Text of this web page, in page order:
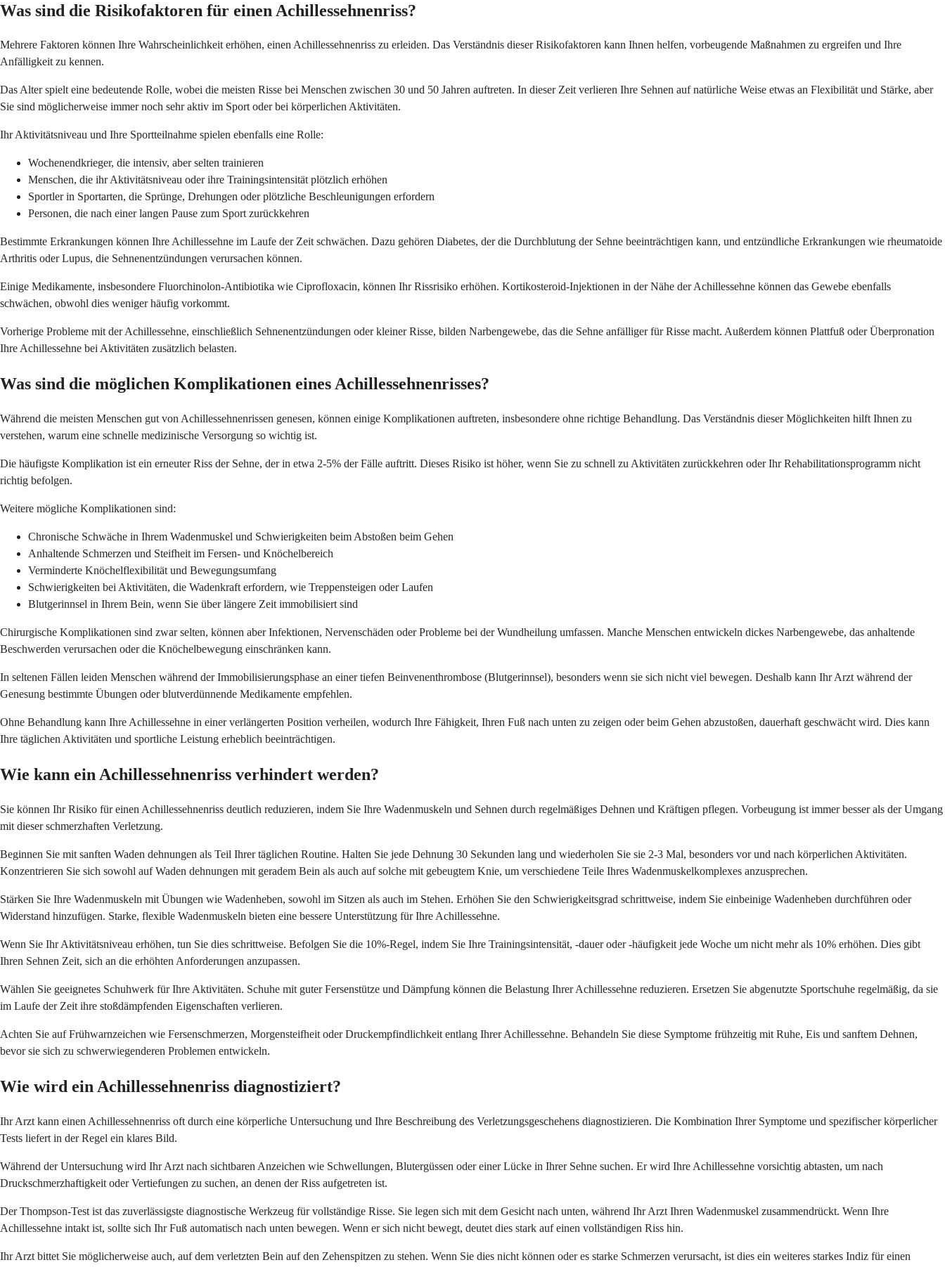
Was sind die Risikofaktoren für einen Achillessehnenriss?
Mehrere Faktoren können Ihre Wahrscheinlichkeit erhöhen, einen Achillessehnenriss zu erleiden. Das Verständnis dieser Risikofaktoren kann Ihnen helfen, vorbeugende Maßnahmen zu ergreifen und Ihre
Anfälligkeit zu kennen.
Das Alter spielt eine bedeutende Rolle, wobei die meisten Risse bei Menschen zwischen 30 und 50 Jahren auftreten. In dieser Zeit verlieren Ihre Sehnen auf natürliche Weise etwas an Flexibilität und Stärke, aber
Sie sind möglicherweise immer noch sehr aktiv im Sport oder bei körperlichen Aktivitäten.
Ihr Aktivitätsniveau und Ihre Sportteilnahme spielen ebenfalls eine Rolle:
Wochenendkrieger, die intensiv, aber selten trainieren
Menschen, die ihr Aktivitätsniveau oder ihre Trainingsintensität plötzlich erhöhen
Sportler in Sportarten, die Sprünge, Drehungen oder plötzliche Beschleunigungen erfordern
Personen, die nach einer langen Pause zum Sport zurückkehren
Bestimmte Erkrankungen können Ihre Achillessehne im Laufe der Zeit schwächen. Dazu gehören Diabetes, der die Durchblutung der Sehne beeinträchtigen kann, und entzündliche Erkrankungen wie rheumatoide
Arthritis oder Lupus, die Sehnenentzündungen verursachen können.
Einige Medikamente, insbesondere Fluorchinolon-Antibiotika wie Ciprofloxacin, können Ihr Rissrisiko erhöhen. Kortikosteroid-Injektionen in der Nähe der Achillessehne können das Gewebe ebenfalls
schwächen, obwohl dies weniger häufig vorkommt.
Vorherige Probleme mit der Achillessehne, einschließlich Sehnenentzündungen oder kleiner Risse, bilden Narbengewebe, das die Sehne anfälliger für Risse macht. Außerdem können Plattfuß oder Überpronation
Ihre Achillessehne bei Aktivitäten zusätzlich belasten.
Was sind die möglichen Komplikationen eines Achillessehnenrisses?
Während die meisten Menschen gut von Achillessehnenrissen genesen, können einige Komplikationen auftreten, insbesondere ohne richtige Behandlung. Das Verständnis dieser Möglichkeiten hilft Ihnen zu
verstehen, warum eine schnelle medizinische Versorgung so wichtig ist.
Die häufigste Komplikation ist ein erneuter Riss der Sehne, der in etwa 2-5% der Fälle auftritt. Dieses Risiko ist höher, wenn Sie zu schnell zu Aktivitäten zurückkehren oder Ihr Rehabilitationsprogramm nicht
richtig befolgen.
Weitere mögliche Komplikationen sind:
Chronische Schwäche in Ihrem Wadenmuskel und Schwierigkeiten beim Abstoßen beim Gehen
Anhaltende Schmerzen und Steifheit im Fersen- und Knöchelbereich
Verminderte Knöchelflexibilität und Bewegungsumfang
Schwierigkeiten bei Aktivitäten, die Wadenkraft erfordern, wie Treppensteigen oder Laufen
Blutgerinnsel in Ihrem Bein, wenn Sie über längere Zeit immobilisiert sind
Chirurgische Komplikationen sind zwar selten, können aber Infektionen, Nervenschäden oder Probleme bei der Wundheilung umfassen. Manche Menschen entwickeln dickes Narbengewebe, das anhaltende
Beschwerden verursachen oder die Knöchelbewegung einschränken kann.
In seltenen Fällen leiden Menschen während der Immobilisierungsphase an einer tiefen Beinvenenthrombose (Blutgerinnsel), besonders wenn sie sich nicht viel bewegen. Deshalb kann Ihr Arzt während der
Genesung bestimmte Übungen oder blutverdünnende Medikamente empfehlen.
Ohne Behandlung kann Ihre Achillessehne in einer verlängerten Position verheilen, wodurch Ihre Fähigkeit, Ihren Fuß nach unten zu zeigen oder beim Gehen abzustoßen, dauerhaft geschwächt wird. Dies kann
Ihre täglichen Aktivitäten und sportliche Leistung erheblich beeinträchtigen.
Wie kann ein Achillessehnenriss verhindert werden?
Sie können Ihr Risiko für einen Achillessehnenriss deutlich reduzieren, indem Sie Ihre Wadenmuskeln und Sehnen durch regelmäßiges Dehnen und Kräftigen pflegen. Vorbeugung ist immer besser als der Umgang
mit dieser schmerzhaften Verletzung.
Beginnen Sie mit sanften Waden dehnungen als Teil Ihrer täglichen Routine. Halten Sie jede Dehnung 30 Sekunden lang und wiederholen Sie sie 2-3 Mal, besonders vor und nach körperlichen Aktivitäten.
Konzentrieren Sie sich sowohl auf Waden dehnungen mit geradem Bein als auch auf solche mit gebeugtem Knie, um verschiedene Teile Ihres Wadenmuskelkomplexes anzusprechen.
Stärken Sie Ihre Wadenmuskeln mit Übungen wie Wadenheben, sowohl im Sitzen als auch im Stehen. Erhöhen Sie den Schwierigkeitsgrad schrittweise, indem Sie einbeinige Wadenheben durchführen oder
Widerstand hinzufügen. Starke, flexible Wadenmuskeln bieten eine bessere Unterstützung für Ihre Achillessehne.
Wenn Sie Ihr Aktivitätsniveau erhöhen, tun Sie dies schrittweise. Befolgen Sie die 10%-Regel, indem Sie Ihre Trainingsintensität, -dauer oder -häufigkeit jede Woche um nicht mehr als 10% erhöhen. Dies gibt
Ihren Sehnen Zeit, sich an die erhöhten Anforderungen anzupassen.
Wählen Sie geeignetes Schuhwerk für Ihre Aktivitäten. Schuhe mit guter Fersenstütze und Dämpfung können die Belastung Ihrer Achillessehne reduzieren. Ersetzen Sie abgenutzte Sportschuhe regelmäßig, da sie
im Laufe der Zeit ihre stoßdämpfenden Eigenschaften verlieren.
Achten Sie auf Frühwarnzeichen wie Fersenschmerzen, Morgensteifheit oder Druckempfindlichkeit entlang Ihrer Achillessehne. Behandeln Sie diese Symptome frühzeitig mit Ruhe, Eis und sanftem Dehnen,
bevor sie sich zu schwerwiegenderen Problemen entwickeln.
Wie wird ein Achillessehnenriss diagnostiziert?
Ihr Arzt kann einen Achillessehnenriss oft durch eine körperliche Untersuchung und Ihre Beschreibung des Verletzungsgeschehens diagnostizieren. Die Kombination Ihrer Symptome und spezifischer körperlicher
Tests liefert in der Regel ein klares Bild.
Während der Untersuchung wird Ihr Arzt nach sichtbaren Anzeichen wie Schwellungen, Blutergüssen oder einer Lücke in Ihrer Sehne suchen. Er wird Ihre Achillessehne vorsichtig abtasten, um nach
Druckschmerzhaftigkeit oder Vertiefungen zu suchen, an denen der Riss aufgetreten ist.
Der Thompson-Test ist das zuverlässigste diagnostische Werkzeug für vollständige Risse. Sie legen sich mit dem Gesicht nach unten, während Ihr Arzt Ihren Wadenmuskel zusammendrückt. Wenn Ihre
Achillessehne intakt ist, sollte sich Ihr Fuß automatisch nach unten bewegen. Wenn er sich nicht bewegt, deutet dies stark auf einen vollständigen Riss hin.
Ihr Arzt bittet Sie möglicherweise auch, auf dem verletzten Bein auf den Zehenspitzen zu stehen. Wenn Sie dies nicht können oder es starke Schmerzen verursacht, ist dies ein weiteres starkes Indiz für einen